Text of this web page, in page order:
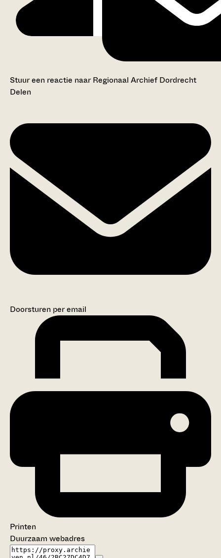
Stuur een reactie naar Regionaal Archief Dordrecht
Delen
Doorsturen per email
Printen
Duurzaam webadres